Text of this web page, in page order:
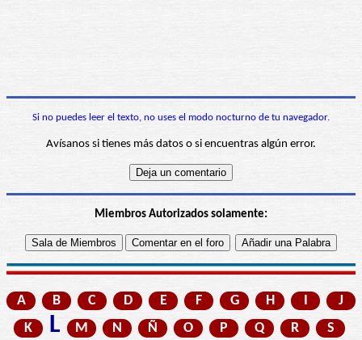
Si no puedes leer el texto, no uses el modo nocturno de tu navegador.
Avísanos si tienes más datos o si encuentras algún error.
Miembros Autorizados solamente:
A B C D E F G H I
J
K
L M N Ñ O P Q R
S